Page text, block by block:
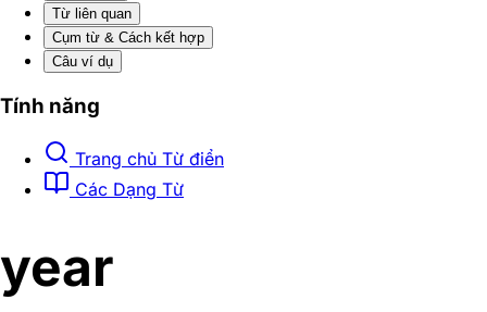
Từ liên quan
Cụm từ & Cách kết hợp
Câu ví dụ
Tính năng
Trang chủ Từ điển
Các Dạng Từ
year